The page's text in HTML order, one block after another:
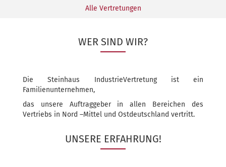
Alle Vertretungen
WER SIND WIR?
Die Steinhaus IndustrieVertretung ist ein
Familienunternehmen,
das unsere Auftraggeber in allen Bereichen des
Vertriebs in Nord –Mittel und Ostdeutschland vertritt.
UN­SE­RE ER­FAH­RUNG!